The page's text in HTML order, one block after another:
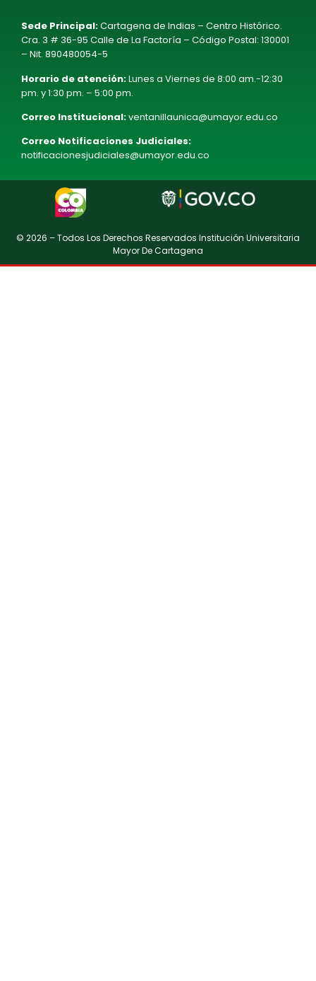
Sede Principal:Cartagena de Indias – Centro Histórico.
Cra. 3 # 36-95 Calle de La Factoría – Código Postal: 130001
– Nit. 890480054-5
Horario de atención:Lunes a Viernes de 8:00 am.-12:30
pm. y 1:30 pm. – 5:00 pm.
Correo Institucional:ventanillaunica@umayor.edu.co
Correo Notificaciones Judiciales:
notificacionesjudiciales@umayor.edu.co
© 2026 – Todos Los Derechos Reservados Institución Universitaria
Mayor De Cartagena